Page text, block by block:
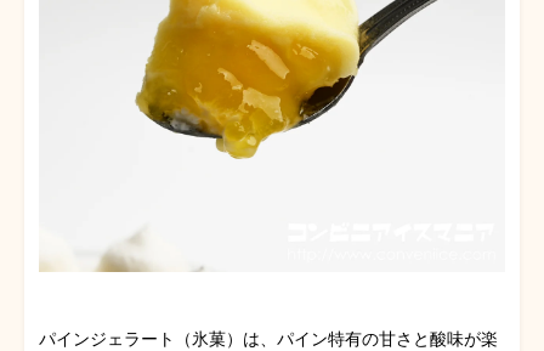
パインジェラート（氷菓）は、パイン特有の甘さと酸味が楽